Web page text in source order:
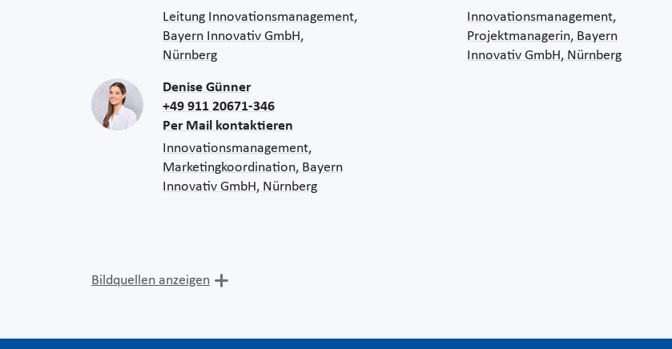
Leitung Innovationsmanagement,
Bayern Innovativ GmbH,
Nürnberg
Innovationsmanagement,
Projektmanagerin, Bayern
Innovativ GmbH, Nürnberg
Denise Günner
+49 911 20671-346
Per Mail kontaktieren
Innovationsmanagement,
Marketingkoordination, Bayern
Innovativ GmbH, Nürnberg
Bildquellen anzeigen